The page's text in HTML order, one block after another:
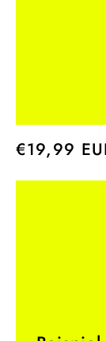
Normaler
€19,99